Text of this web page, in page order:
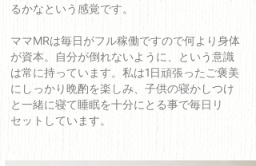
るかなという感覚です。
ママMRは毎日がフル稼働ですので何より身体
が資本。自分が倒れないように、という意識
は常に持っています。私は1日頑張ったご褒美
にしっかり晩酌を楽しみ、子供の寝かしつけ
と一緒に寝て睡眠を十分にとる事で毎日リ
セットしています。